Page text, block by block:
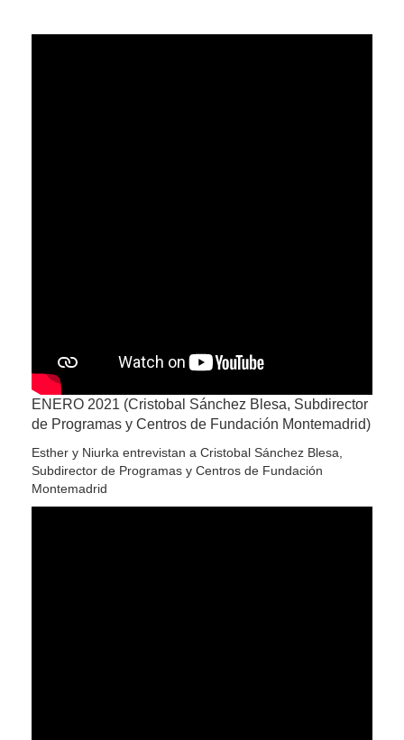
ENERO 2021 (Cristobal Sánchez Blesa, Subdirector
de Programas y Centros de Fundación Montemadrid)
Esther y Niurka entrevistan a Cristobal Sánchez Blesa,
Subdirector de Programas y Centros de Fundación
Montemadrid